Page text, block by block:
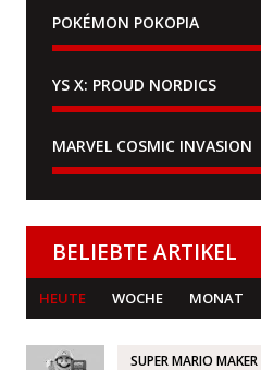
POKÉMON POKOPIA
YS X: PROUD NORDICS
MARVEL COSMIC INVASION
BELIEBTE ARTIKEL
HEUTE WOCHE MONAT
SUPER MARIO